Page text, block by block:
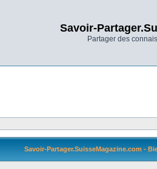
Savoir-
Partager des
Savoir-Partager.SuisseMagazine.com -